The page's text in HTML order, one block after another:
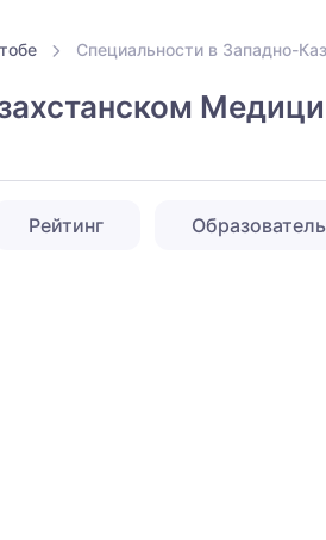
Специальности в Западно-
Рейтинг